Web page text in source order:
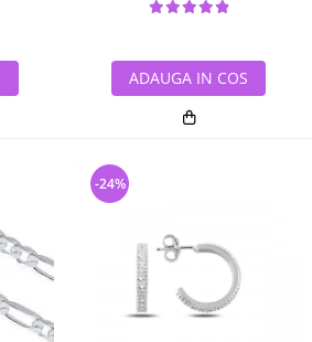
ADAUGA IN COS
-24%